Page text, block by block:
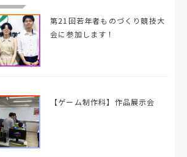
第21回若年者ものづくり競技大
会に参加します！
【ゲーム制作科】作品展示会